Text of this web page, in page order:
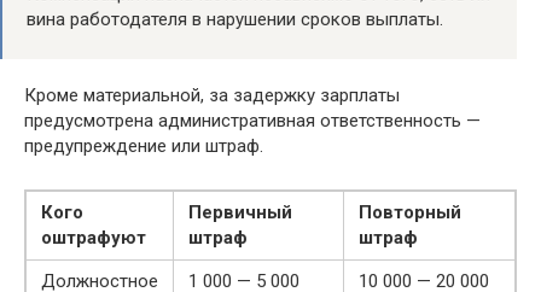
вина работодателя в нарушении сроков выплаты.
Кроме материальной, за задержку зарплаты
предусмотрена административная ответственность —
предупреждение или штраф.
Кого
оштрафуют
Первичный
штраф
Повторный
штраф
Должностное
1 000 — 5 000
10 000 — 20 000